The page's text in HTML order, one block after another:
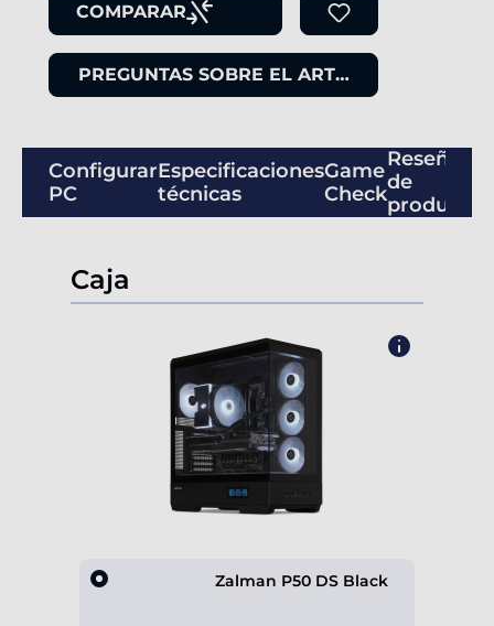
COMPARAR
PREGUNTAS SOBRE EL ARTÍCULO
Configurar
PC
Especificaciones
técnicas
Game
Check
Reseñas
de
productos
Caja
Zalman P50 DS Black